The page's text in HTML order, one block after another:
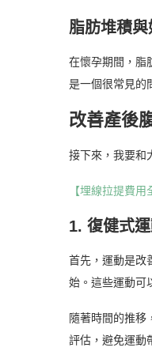
脂肪堆積
在懷孕期間，脂
是一個很常見的
改善產後
接下來，我要和
【埋線拉提費
1. 復健式
首先，運動是改
始。這些運動可
隨著時間的推移
評估，避免運動